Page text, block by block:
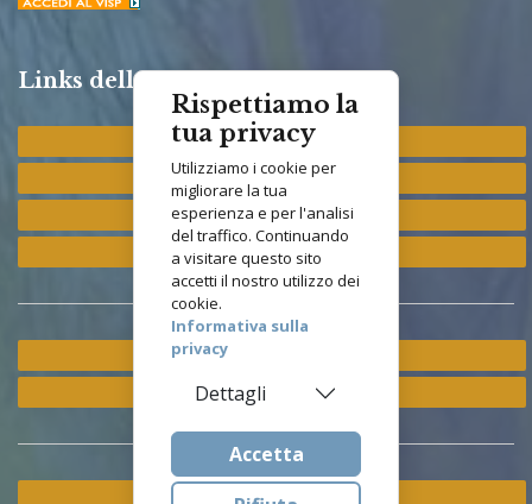
Rispettiamo la
tua privacy
Utilizziamo i cookie per
migliorare la tua
esperienza e per l'analisi
del traffico. Continuando
a visitare questo sito
accetti il nostro utilizzo dei
cookie.
Informativa sulla
privacy
Dettagli
Accetta
Links della Congregazione
Provincia "St. Francis"
Provincia "M. Immacolata"
Provincia "S. Antonio"
Provincia "S. Elisabetta"
Ramo ETS
Istituto Asisium
Cookie & Privacy Policy